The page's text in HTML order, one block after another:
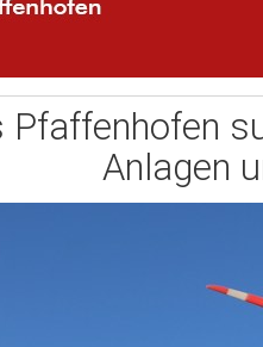
Pfaffenhofen
Anlagen